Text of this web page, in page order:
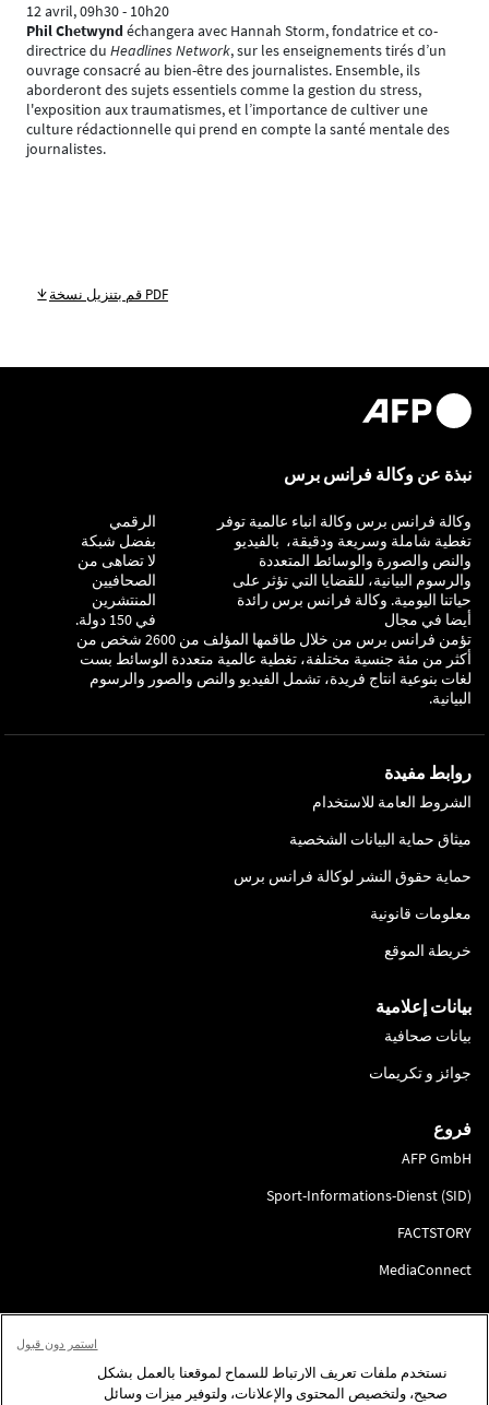
12 avril, 09h30 - 10h20
Phil Chetwyndéchangera avec Hannah Storm, fondatrice et co-
directrice du Headlines Network, sur les enseignements tirés d’un
ouvrage consacré au bien-être des journalistes. Ensemble, ils
aborderont des sujets essentiels comme la gestion du stress,
l'exposition aux traumatismes, et l’importance de cultiver une
culture rédactionnelle qui prend en compte la santé mentale des
journalistes.
قم بتنزيل نسخة PDF
نبذة عن وكالة فرانس برس
وكالة فرانس برس وكالة انباء عالمية توفر
تغطية شاملة وسريعة ودقيقة، بالفيديو
والنص والصورة والوسائط المتعددة
والرسوم البيانية، للقضايا التي تؤثر على
حياتنا اليومية. وكالة فرانس برس رائدة
أيضا في مجال
الرقمي
بفضل شبكة
لا تضاهى من
الصحافيين
المنتشرين
في 150 دولة.
تؤمن فرانس برس من خلال طاقمها المؤلف من 2600 شخص من
أكثر من مئة جنسية مختلفة، تغطية عالمية متعددة الوسائط بست
لغات بنوعية انتاج فريدة، تشمل الفيديو والنص والصور والرسوم
البيانية.
روابط مفيدة
الشروط العامة للاستخدام
ميثاق حماية البيانات الشخصية
حماية حقوق النشر لوكالة فرانس برس
معلومات قانونية
خريطة الموقع
بيانات إعلامية
بيانات صحافية
جوائز و تكريمات
فروع
AFP GmbH
Sport-Informations-Dienst (SID)
FACTSTORY
MediaConnect
نستخدم ملفات تعريف الارتباط للسماح لموقعنا بالعمل بشكل
صحيح، ولتخصيص المحتوى والإعلانات، ولتوفير ميزات وسائل
استمر دون قبول